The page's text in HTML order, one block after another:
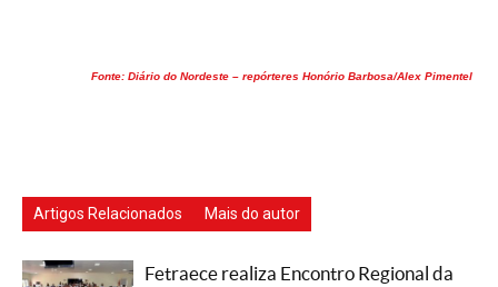
Fonte: Diário do Nordeste – repórteres Honório Barbosa/Alex Pimentel
Artigos Relacionados Mais do autor
Fetraece realiza Encontro Regional da